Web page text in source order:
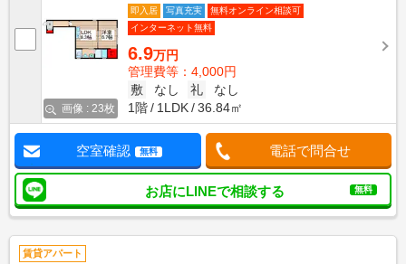
画像 : 23枚
即入居
写真充実
無料オンライン相談可
インターネット無料
6.9万円
管理費等：4,000円
敷
なし 礼
なし
1階
1LDK 36.84㎡
空室確認 無料 電話で問合せ
お店にLINEで相談する 無料
賃貸アパート